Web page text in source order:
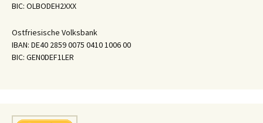
BIC: OLBODEH2XXX
Ostfriesische Volksbank
IBAN: DE40 2859 0075 0410 1006 00
BIC: GEN0DEF1LER